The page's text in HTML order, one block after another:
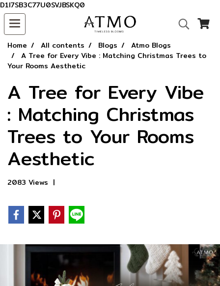
D1I7SB3C77U0SVJBSKQ0
Home All contents Blogs
Atmo Blogs
A Tree for Every Vibe : Matching Christmas Trees to
Your Rooms Aesthetic
A Tree for Every Vibe
: Matching Christmas
Trees to Your Rooms
Aesthetic
2083 Views |